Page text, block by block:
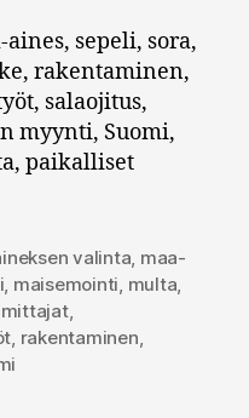
sepeli, sora,
rakentaminen,
salaojitus,
myynti, Suomi,
paikalliset
valinta, maa-
, maisemointi, multa,
,
, rakentaminen,